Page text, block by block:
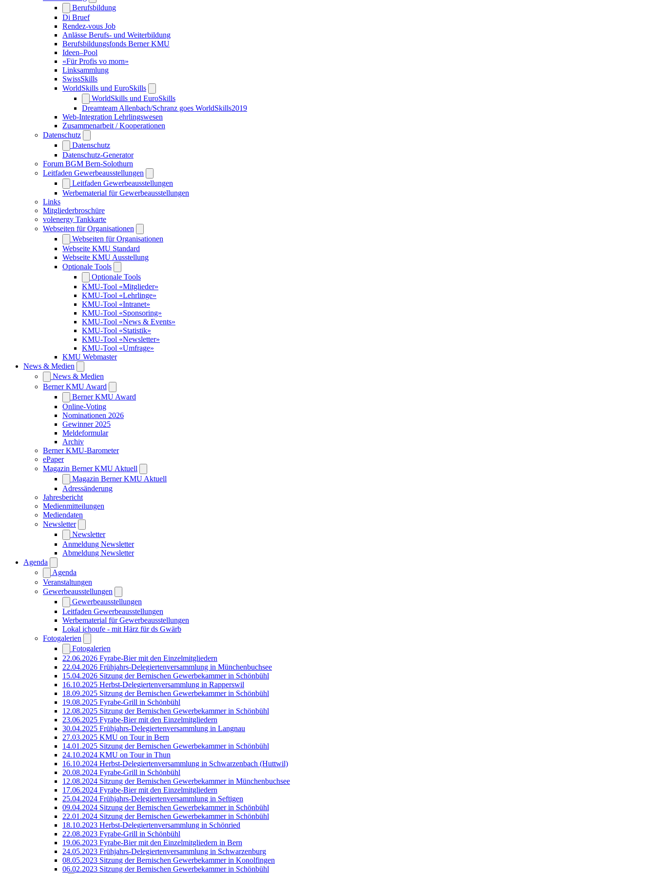
Berufsbildung
Di Bruef
Rendez-vous Job
Anlässe Berufs- und Weiterbildung
Berufsbildungsfonds Berner KMU
Ideen–Pool
«Für Profis vo morn»
Linksammlung
SwissSkills
WorldSkills und EuroSkills
WorldSkills und EuroSkills
Dreamteam Allenbach/Schranz goes WorldSkills2019
Web-Integration Lehrlingswesen
Zusammenarbeit / Kooperationen
Datenschutz
Datenschutz
Datenschutz-Generator
Forum BGM Bern-Solothurn
Leitfaden Gewerbeausstellungen
Leitfaden Gewerbeausstellungen
Werbematerial für Gewerbeausstellungen
Links
Mitgliederbroschüre
volenergy Tankkarte
Webseiten für Organisationen
Webseiten für Organisationen
Webseite KMU Standard
Webseite KMU Ausstellung
Optionale Tools
Optionale Tools
KMU-Tool «Mitglieder»
KMU-Tool «Lehrlinge»
KMU-Tool «Intranet»
KMU-Tool «Sponsoring»
KMU-Tool «News & Events»
KMU-Tool «Statistik»
KMU-Tool «Newsletter»
KMU-Tool «Umfrage»
KMU Webmaster
News & Medien
News & Medien
Berner KMU Award
Berner KMU Award
Online-Voting
Nominationen 2026
Gewinner 2025
Meldeformular
Archiv
Berner KMU-Barometer
ePaper
Magazin Berner KMU Aktuell
Magazin Berner KMU Aktuell
Adressänderung
Jahresbericht
Medienmitteilungen
Mediendaten
Newsletter
Newsletter
Anmeldung Newsletter
Abmeldung Newsletter
Agenda
Agenda
Veranstaltungen
Gewerbeausstellungen
Gewerbeausstellungen
Leitfaden Gewerbeausstellungen
Werbematerial für Gewerbeausstellungen
Lokal ichoufe - mit Härz für ds Gwärb
Fotogalerien
Fotogalerien
22.06.2026 Fyrabe-Bier mit den Einzelmitgliedern
22.04.2026 Frühjahrs-Delegiertenversammlung in Münchenbuchsee
15.04.2026 Sitzung der Bernischen Gewerbekammer in Schönbühl
16.10.2025 Herbst-Delegiertenversammlung in Rapperswil
18.09.2025 Sitzung der Bernischen Gewerbekammer in Schönbühl
19.08.2025 Fyrabe-Grill in Schönbühl
12.08.2025 Sitzung der Bernischen Gewerbekammer in Schönbühl
23.06.2025 Fyrabe-Bier mit den Einzelmitgliedern
30.04.2025 Frühjahrs-Delegiertenversammlung in Langnau
27.03.2025 KMU on Tour in Bern
14.01.2025 Sitzung der Bernischen Gewerbekammer in Schönbühl
24.10.2024 KMU on Tour in Thun
16.10.2024 Herbst-Delegiertenversammlung in Schwarzenbach (Huttwil)
20.08.2024 Fyrabe-Grill in Schönbühl
12.08.2024 Sitzung der Bernischen Gewerbekammer in Münchenbuchsee
17.06.2024 Fyrabe-Bier mit den Einzelmitgliedern
25.04.2024 Frühjahrs-Delegiertenversammlung in Seftigen
09.04.2024 Sitzung der Bernischen Gewerbekammer in Schönbühl
22.01.2024 Sitzung der Bernischen Gewerbekammer in Schönbühl
18.10.2023 Herbst-Delegiertenversammlung in Schönried
22.08.2023 Fyrabe-Grill in Schönbühl
19.06.2023 Fyrabe-Bier mit den Einzelmitgliedern in Bern
24.05.2023 Frühjahrs-Delegiertenversammlung in Schwarzenburg
08.05.2023 Sitzung der Bernischen Gewerbekammer in Konolfingen
06.02.2023 Sitzung der Bernischen Gewerbekammer in Schönbühl